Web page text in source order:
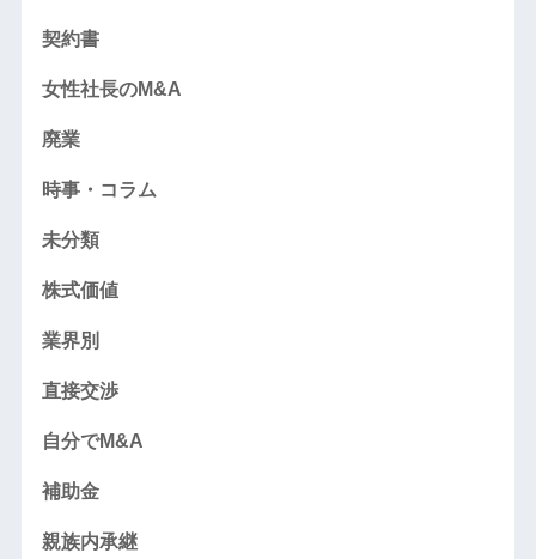
契約書
女性社長のM&A
廃業
時事・コラム
未分類
株式価値
業界別
直接交渉
自分でM&A
補助金
親族内承継